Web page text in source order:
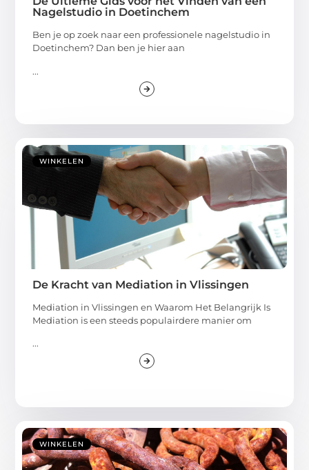
Nagelstudio in Doetinchem
Ben je op zoek naar een professionele nagelstudio in
Doetinchem? Dan ben je hier aan
...
WINKELEN
De Kracht van Mediation in Vlissingen
Mediation in Vlissingen en Waarom Het Belangrijk Is
Mediation is een steeds populairdere manier om
...
WINKELEN